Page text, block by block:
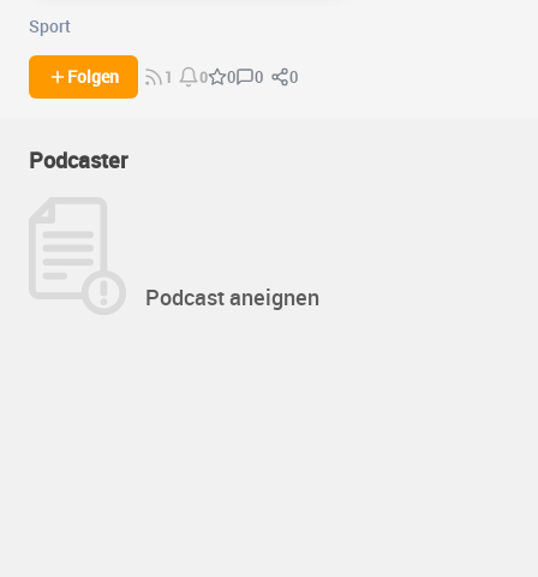
Sport
Folgen 1 0 0 0 0
Podcaster
Podcast aneignen